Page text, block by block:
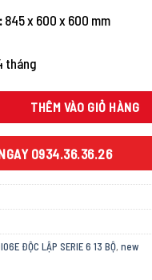
845 x 600 x 600 mm
tháng
ĐỘC LẬP SERIE 6 13 BỘ số lượng
THÊM VÀO GIỎ HÀNG
0934.36.36.26
ĐỘC LẬP SERIE 6 13 BỘ, new